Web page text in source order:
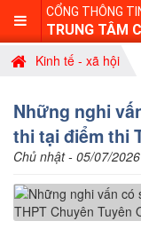
CỔNG THÔNG
TRUNG TÂM
Kinh tế - xã hội
Những nghi
thi tại điểm thi
Chủ nhật - 05/07/